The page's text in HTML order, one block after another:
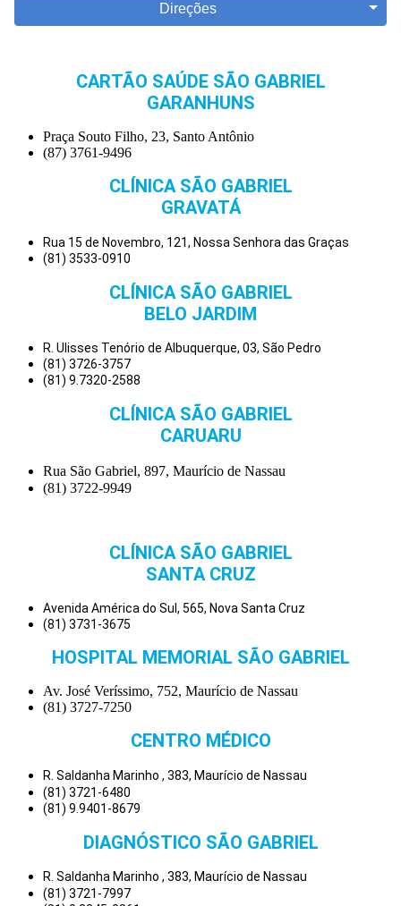
Direções
CARTÃO SAÚDE SÃO GABRIEL
GARANHUNS
Praça Souto Filho, 23, Santo Antônio
(87) 3761-9496
CLÍNICA SÃO GABRIEL
GRAVATÁ
Rua 15 de Novembro, 121, Nossa Senhora das Graças
(81) 3533-0910
CLÍNICA SÃO GABRIEL
BELO JARDIM
R. Ulisses Tenório de Albuquerque, 03, São Pedro
(81) 3726-3757
(81) 9.7320-2588
CLÍNICA SÃO GABRIEL
CARUARU
Rua São Gabriel, 897, Maurício de Nassau
(81) 3722-9949
CLÍNICA SÃO GABRIEL
SANTA CRUZ
Avenida América do Sul, 565, Nova Santa Cruz
(81) 3731-3675
HOSPITAL MEMORIAL SÃO GABRIEL
Av. José Veríssimo, 752, Maurício de Nassau
(81) 3727-7250
CENTRO MÉDICO
R. Saldanha Marinho , 383, Maurício de Nassau
(81) 3721-6480
(81) 9.9401-8679
DIAGNÓSTICO SÃO GABRIEL
R. Saldanha Marinho , 383, Maurício de Nassau
(81) 3721-7997